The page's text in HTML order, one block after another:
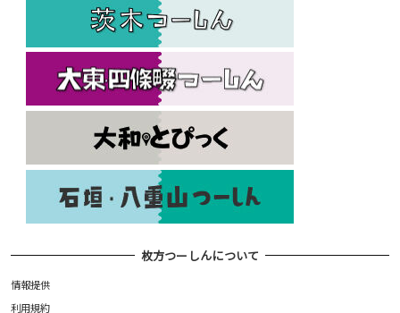
枚方つーしんについて
情報提供
利用規約